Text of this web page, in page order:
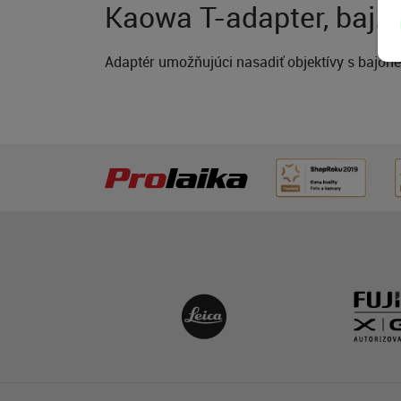
Kaowa T-adapter, baj.
Adaptér umožňujúci nasadiť objektívy s